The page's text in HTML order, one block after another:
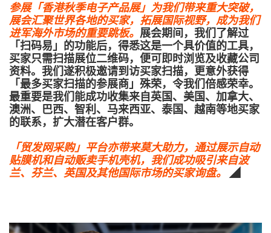
参展「香港秋季电子产品展」为我们带来重大突破，
展会汇聚世界各地的买家，拓展国际视野，成为我们
进军海外市场的重要跳板。 展会期间，我们了解过
「扫码易」的功能后，得悉这是一个具价值的工具，
买家只需扫描展位二维码，便可即时浏览及收藏公司
资料。我们遂积极邀请到访买家扫描，更意外获得
「最多买家扫描的参展商」殊荣，令我们倍感荣幸。
最重要是我们能成功收集来自英国、美国、加拿大、
澳洲、巴西、智利、马来西亚、泰国、越南等地买家
的联系，扩大潜在客户群。
「贸发网采购」平台亦带来莫大助力，通过展示自动
贴膜机和自动贩卖手机壳机，我们成功吸引来自波
兰、芬兰、英国及其他国际市场的买家询盘。
◢